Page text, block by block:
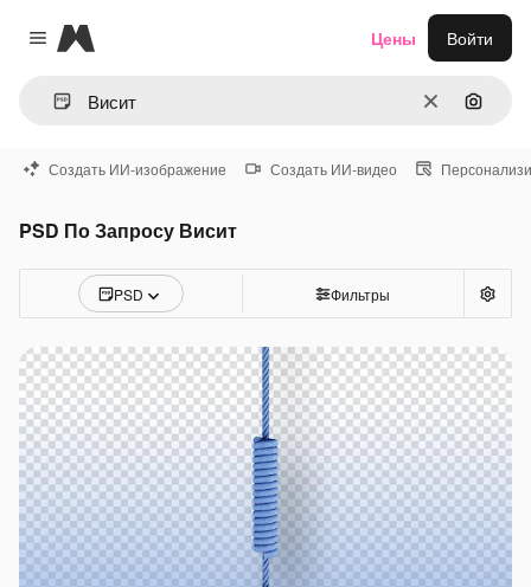
Close menu
Magnific
ОчиститьПоиск
Цены Войти
Создать ИИ-изображение Создать ИИ-видео
PSD По Запросу Висит
PSD Фильтры